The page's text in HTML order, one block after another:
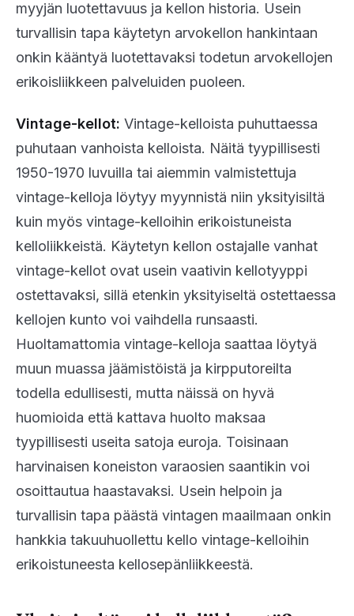
myyjän luotettavuus ja kellon historia. Usein
turvallisin tapa käytetyn arvokellon hankintaan
onkin kääntyä luotettavaksi todetun arvokellojen
erikoisliikkeen palveluiden puoleen.
Vintage-kellot: Vintage-kelloista puhuttaessa
puhutaan vanhoista kelloista. Näitä tyypillisesti
1950-1970 luvuilla tai aiemmin valmistettuja
vintage-kelloja löytyy myynnistä niin yksityisiltä
kuin myös vintage-kelloihin erikoistuneista
kelloliikkeistä. Käytetyn kellon ostajalle vanhat
vintage-kellot ovat usein vaativin kellotyyppi
ostettavaksi, sillä etenkin yksityiseltä ostettaessa
kellojen kunto voi vaihdella runsaasti.
Huoltamattomia vintage-kelloja saattaa löytyä
muun muassa jäämistöistä ja kirpputoreilta
todella edullisesti, mutta näissä on hyvä
huomioida että kattava huolto maksaa
tyypillisesti useita satoja euroja. Toisinaan
harvinaisen koneiston varaosien saantikin voi
osoittautua haastavaksi. Usein helpoin ja
turvallisin tapa päästä vintagen maailmaan onkin
hankkia takuuhuollettu kello vintage-kelloihin
erikoistuneesta kellosepänliikkeestä.